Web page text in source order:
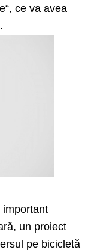
ce va avea
important
un proiect
pe bicicletă